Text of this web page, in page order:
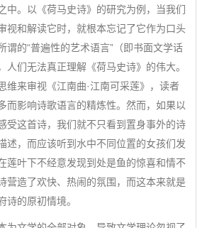
中。以《荷马史诗》的研究为例，当我们
视和解读它时，就根本忘记了它作为口头
谓的“普遍性的艺术语言”（即书面文学话
人们无法真正理解《荷马史诗》的伟大。
维来审视《江南曲·江南可采莲》，读者
而影响诗歌语言的精炼性。然而，如果以
受这首诗，我们就不只看到置身事外的诗
述，而应该听到水中不同位置的女孩们发
莲叶下不经意发现到处是鱼的惊喜和情不
营造了欢快、热闹的氛围，而这本来就是
诗的原初情境。